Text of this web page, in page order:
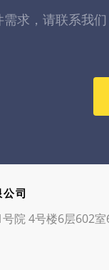
求，请联系我
司
院 4号楼6层602